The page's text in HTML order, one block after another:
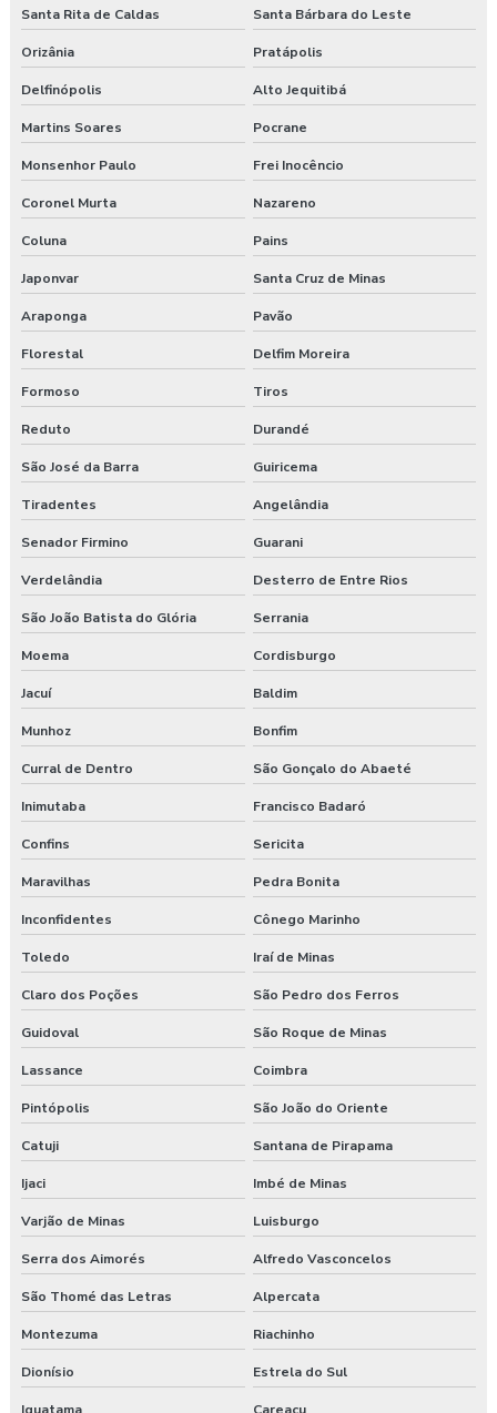
Santa Rita de Caldas Santa Bárbara do Leste
Orizânia Pratápolis
Delfinópolis Alto Jequitibá
Martins Soares Pocrane
Monsenhor Paulo Frei Inocêncio
Coronel Murta Nazareno
Coluna Pains
Japonvar Santa Cruz de Minas
Araponga Pavão
Florestal Delfim Moreira
Formoso Tiros
Reduto Durandé
São José da Barra Guiricema
Tiradentes Angelândia
Senador Firmino Guarani
Verdelândia Desterro de Entre Rios
São João Batista do Glória Serrania
Moema Cordisburgo
Jacuí Baldim
Munhoz Bonfim
Curral de Dentro São Gonçalo do Abaeté
Inimutaba Francisco Badaró
Confins Sericita
Maravilhas Pedra Bonita
Inconfidentes Cônego Marinho
Toledo Iraí de Minas
Claro dos Poções São Pedro dos Ferros
Guidoval São Roque de Minas
Lassance Coimbra
Pintópolis São João do Oriente
Catuji Santana de Pirapama
Ijaci Imbé de Minas
Varjão de Minas Luisburgo
Serra dos Aimorés Alfredo Vasconcelos
São Thomé das Letras Alpercata
Montezuma Riachinho
Dionísio Estrela do Sul